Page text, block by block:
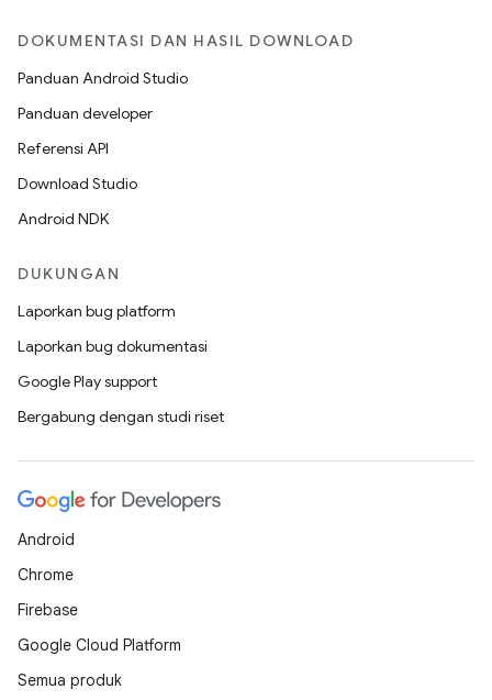
DOKUMENTASI DAN HASIL DOWNLOAD
Panduan Android Studio
Panduan developer
Referensi API
Download Studio
Android NDK
DUKUNGAN
Laporkan bug platform
Laporkan bug dokumentasi
Google Play support
Bergabung dengan studi riset
Android
Chrome
Firebase
Google Cloud Platform
Semua produk